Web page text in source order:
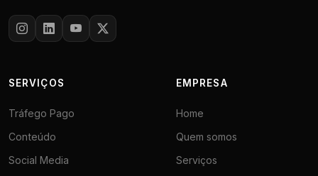
SERVIÇOS
Tráfego Pago
Conteúdo
Social Media
EMPRESA
Home
Quem somos
Serviços